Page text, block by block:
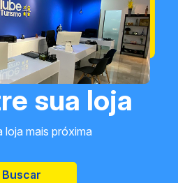
sua loja
loja mais próxima
Buscar